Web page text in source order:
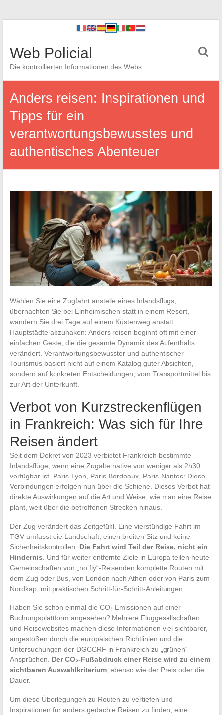
Web Policial
Die kontrollierten Informationen des Webs
Anders reisen: Inspirationen und
Tipps für ein
verantwortungsbewusstes und
authentisches Abenteuer
Wählen Sie eine Zugfahrt anstelle eines Inlandsflugs,
übernachten Sie bei Einheimischen statt in einem Resort,
wandern Sie drei Tage auf einem Küstenweg anstatt
Hauptstädte abzuhaken: Anders reisen beginnt oft mit einer
einfachen Geste, die die gesamte Dynamik des Aufenthalts
verändert. Verantwortungsbewusster und authentischer
Tourismus basiert nicht auf einem Katalog guter Absichten,
sondern auf konkreten Entscheidungen, vom Transportmittel bis
zur Art der Unterkunft.
Verbot von Kurzstreckenflügen
in Frankreich: Was sich für Ihre
Reisen ändert
Seit dem Dekret von 2023 verbietet Frankreich bestimmte
Inlandsflüge, wenn eine Zugalternative von weniger als 2h30
verfügbar ist. Paris-Lyon, Paris-Bordeaux, Paris-Nantes: Diese
Verbindungen erfolgen nun über die Schiene. Dieses Verbot hat
direkte Auswirkungen auf die Art und Weise, wie man eine Reise
plant, weit über die betroffenen Strecken hinaus.
Der Zug verändert das Zeitgefühl. Eine vierstündige Fahrt im
TGV umfasst die Landschaft, einen breiten Sitz und keine
Sicherheitskontrollen. Die Fahrt wird Teil der Reise, nicht ein
Hindernis . Und für weiter entfernte Ziele in Europa teilen heute
Gemeinschaften von „no fly“-Reisenden komplette Routen mit
dem Zug oder Bus, von London nach Athen oder von Paris zum
Nordkap, mit praktischen Schritt-für-Schritt-Anleitungen.
Haben Sie schon einmal die CO₂-Emissionen auf einer
Buchungsplattform angesehen? Mehrere Fluggesellschaften
und Reisewebsites machen diese Informationen viel sichtbarer,
angestoßen durch die europäischen Richtlinien und die
Untersuchungen der DGCCRF in Frankreich zu „grünen“
Ansprüchen. Der CO₂-Fußabdruck einer Reise wird zu einem
sichtbaren Auswahlkriterium, ebenso wie der Preis oder die
Dauer.
Um diese Überlegungen zu Routen zu vertiefen und
Inspirationen für anders gedachte Reisen zu finden, eine